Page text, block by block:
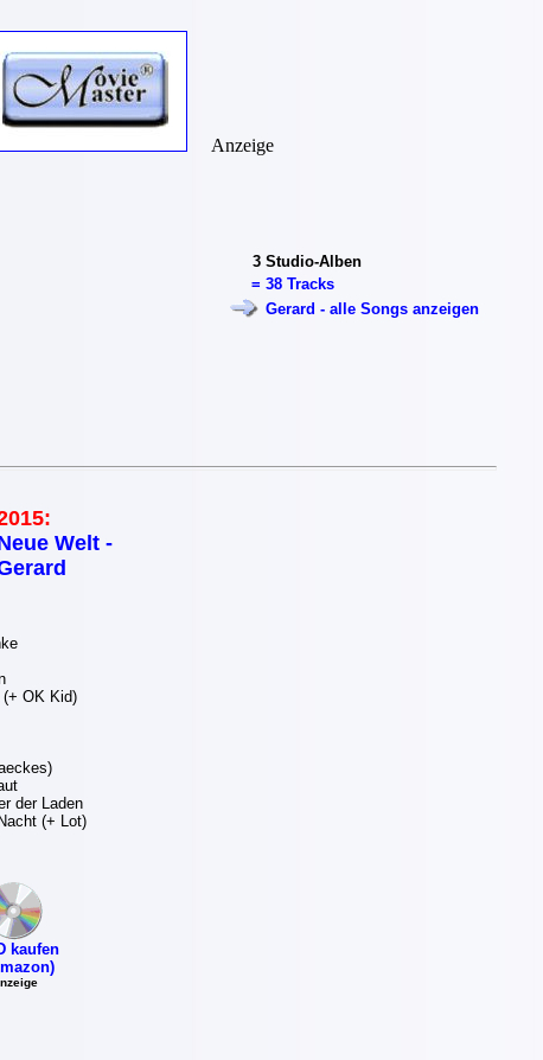
3 Studio-Alben
= 38 Tracks
Gerard - alle Songs anzeigen
Welt -
OK Kid)
der Laden
(+ Lot)
kaufen
Anzeige